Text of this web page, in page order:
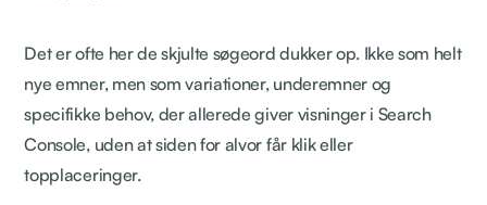
Det er ofte her de skjulte søgeord dukker op. Ikke som helt
nye emner, men som variationer, underemner og
specifikke behov, der allerede giver visninger i Search
Console, uden at siden for alvor får klik eller
topplaceringer.